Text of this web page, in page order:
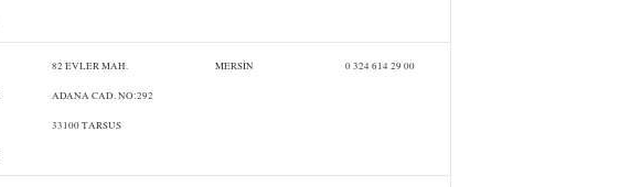
82 EVLER MAH.
ADANA CAD. NO:292
33100 TARSUS
MERSİN 0 324 614 29 00